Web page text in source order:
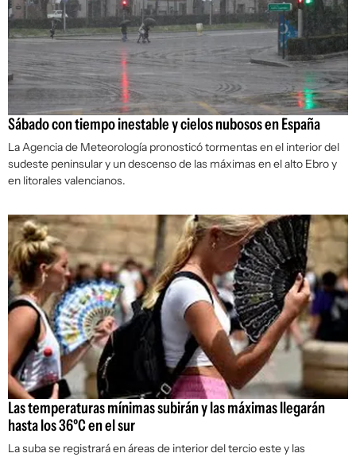
Sábado con tiempo inestable y cielos nubosos en España
La Agencia de Meteorología pronosticó tormentas en el interior del
sudeste peninsular y un descenso de las máximas en el alto Ebro y
en litorales valencianos.
Las temperaturas mínimas subirán y las máximas llegarán
hasta los 36ºC en el sur
La suba se registrará en áreas de interior del tercio este y las